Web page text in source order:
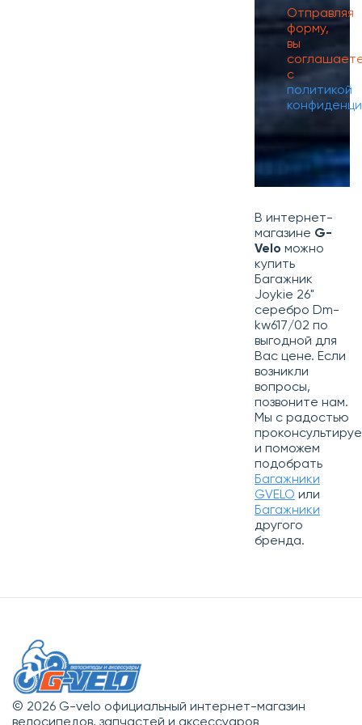
Отправляя
форму,
вы
с
политикой
В интернет-
магазине G-
Velo можно
купить
Багажник
Joykie 26"
серебро Dm-
kw617/02 по
выгодной для
Вас цене. Если
возникли
вопросы,
позвоните нам.
Мы с радостью
и поможем
подобрать
Багажники
GVELO или
Багажники
другого
бренда.
© 2026 G-velo официальный интернет-магазин